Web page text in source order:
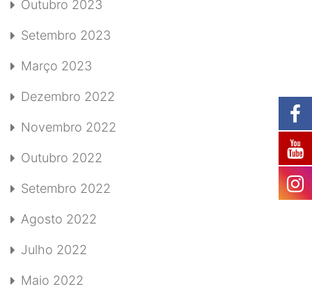
Outubro 2023
Setembro 2023
Março 2023
Dezembro 2022
Novembro 2022
Outubro 2022
Setembro 2022
Agosto 2022
Julho 2022
Maio 2022